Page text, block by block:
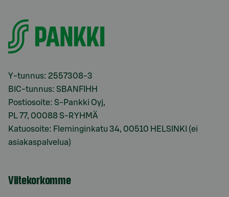
Y-tunnus: 2557308-3
BIC-tunnus: SBANFIHH
Postiosoite: S-Pankki Oyj,
PL 77, 00088 S-RYHMÄ
Katuosoite: Fleminginkatu 34, 00510 HELSINKI (ei
asiakaspalvelua)
Viitekorkomme